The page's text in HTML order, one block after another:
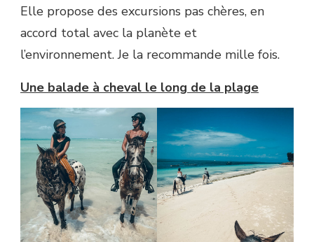
Elle propose des excursions pas chères, en
accord total avec la planète et
l’environnement. Je la recommande mille fois.
Une balade à cheval le long de la plage